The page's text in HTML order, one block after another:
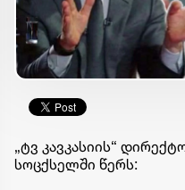
„ტვ კავკასიის“
სოცქსელში წერს: